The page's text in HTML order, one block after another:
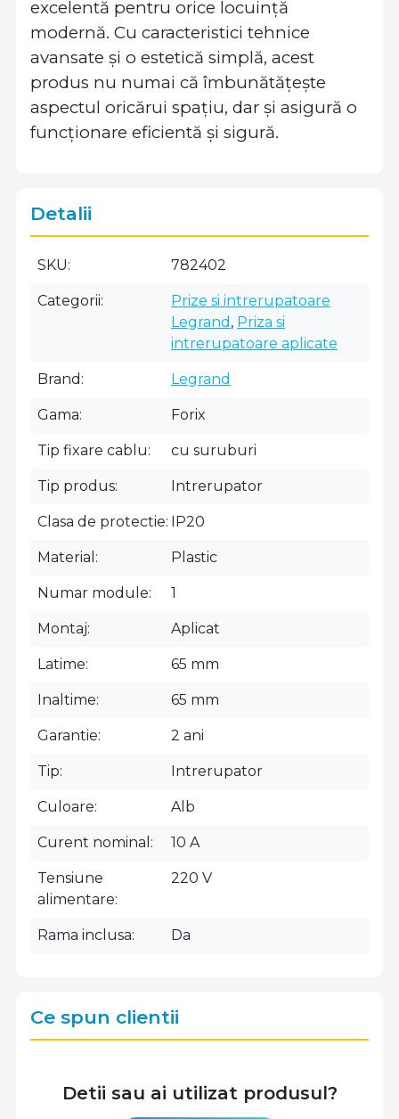
excelentă pentru orice locuință
modernă. Cu caracteristici tehnice
avansate și o estetică simplă, acest
produs nu numai că îmbunătățește
aspectul oricărui spațiu, dar și asigură o
funcționare eficientă și sigură.
Detalii
SKU 782402
Categorii
Prize si intrerupatoare
Legrand , Priza si
intrerupatoare aplicate
Brand Legrand
Gama Forix
Tip fixare cablu cu suruburi
Tip produs Intrerupator
Clasa de protectie IP20
Material Plastic
Numar module 1
Montaj Aplicat
Latime 65 mm
Inaltime 65 mm
Garantie 2 ani
Tip Intrerupator
Culoare Alb
Curent nominal 10 A
Tensiune
alimentare
220 V
Rama inclusa Da
Ce spun clientii
Detii sau ai utilizat produsul?